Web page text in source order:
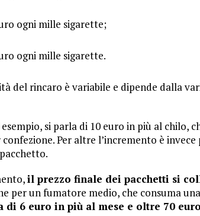
ogni mille sigarette;
ogni mille sigarette.
del rincaro è variabile e dipende dalla
si parla di 10 euro in più al chilo,
Per altre l’incremento è
il prezzo finale dei pacchetti si
per un fumatore medio, che consuma
di 6 euro in più al mese e oltre 70